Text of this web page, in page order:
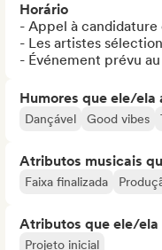
Horário
- Appel à candidature
- Les artistes
- Événement prévu
Humores que ele/ela
Dançável Good vibes
Atributos musicais
Faixa finalizada
Atributos que ele/ela
Projeto inicial